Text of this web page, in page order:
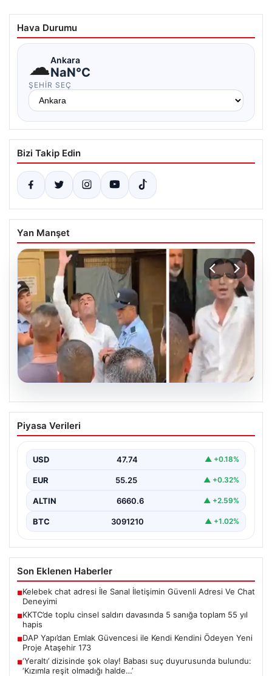
Hava Durumu
☁Ankara
NaN°C
ŞEHIR SEÇ
Bizi Takip Edin
Yan Manşet
KKTC’de toplu cinsel saldırı davasında 5
sanığa toplam 55 yıl hapis
gerçekleşen toplu cinsel saldırı ve bu saldırının…
Piyasa Verileri
USD 47.74 ▲ +0.18%
EUR 55.25 ▲ +0.32%
ALTIN 6660.6 ▲ +2.59%
BTC 3091210 ▲ +1.02%
Son Eklenen Haberler
■Kelebek chat adresi İle Sanal İletişimin Güvenli Adresi Ve Chat
Deneyimi
■KKTC’de toplu cinsel saldırı davasında 5 sanığa toplam 55 yıl
hapis
■DAP Yapı’dan Emlak Güvencesi ile Kendi Kendini Ödeyen Yeni
Proje Ataşehir 173
■‘Yeraltı’ dizisinde şok olay! Babası suç duyurusunda bulundu:
‘Kızımla reşit olmadığı halde…’